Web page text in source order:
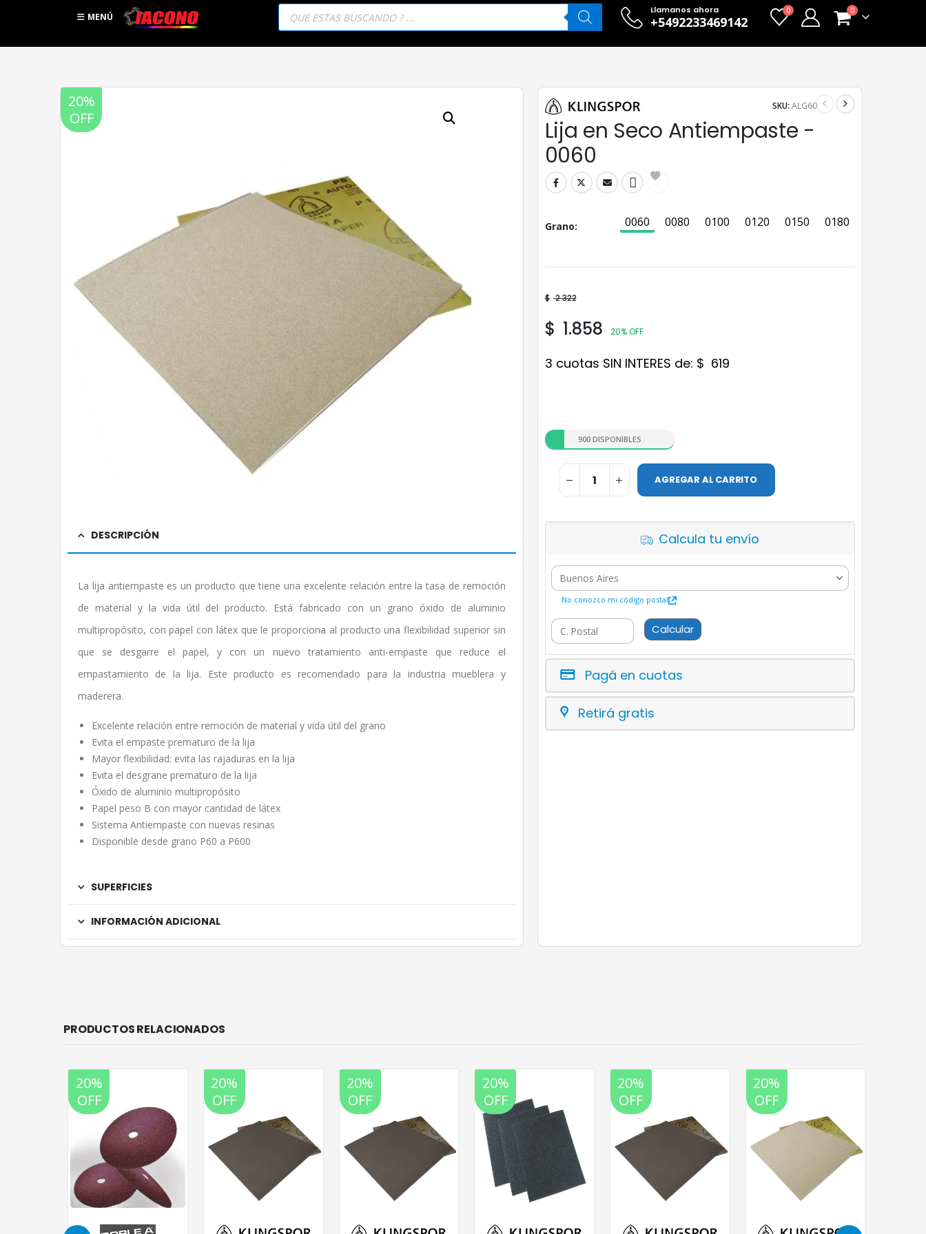
MENÚ
Búsqueda
productos
Llamanos ahora
+5492233469142
0 0
20%
OFF
DESCRIPCIÓN
La lija antiempaste es un producto que tiene una excelente relación entre la tasa de remoción
de material y la vida útil del producto. Está fabricado con un grano óxido de aluminio
multipropósito, con papel con látex que le proporciona al producto una flexibilidad superior sin
que se desgarre el papel, y con un nuevo tratamiento anti-empaste que reduce el
empastamiento de la lija. Este producto es recomendado para la industria mueblera y
maderera.
Excelente relación entre remoción de material y vida útil del grano
Evita el empaste prematuro de la lija
Mayor flexibilidad: evita las rajaduras en la lija
Evita el desgrane prematuro de la lija
Óxido de aluminio multipropósito
Papel peso B con mayor cantidad de látex
Sistema Antiempaste con nuevas resinas
Disponible desde grano P60 a P600
SUPERFICIES
INFORMACIÓN ADICIONAL
Lija en Seco Antiempaste -
0060
SKU: ALG60
Grano 0060
0060 0080
0080 0100
0100 0120
0120 0150
0150 0180
0180
$ 2.322
$ 1.858 20% OFF
3 cuotas SIN INTERES de: $ 619
900 DISPONIBLES
AGREGAR AL CARRITO
Calcula tu envío
No conozco mi código postal
Calcular
Pagá en cuotas
Retirá gratis
PRODUCTOS RELACIONADOS
20%
OFF
20%
OFF
20%
OFF
20%
OFF
20%
OFF
20%
OFF